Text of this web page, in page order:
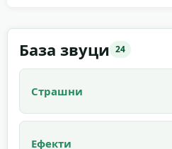
База звуци 24
Страшни
Ефекти